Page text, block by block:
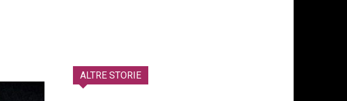
ALTRE STORIE